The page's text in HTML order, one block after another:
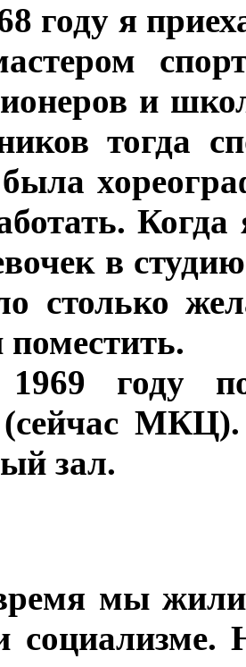
году я
и
тогда
в
столько
году
(сейчас
зал.
мы жили
социализме.